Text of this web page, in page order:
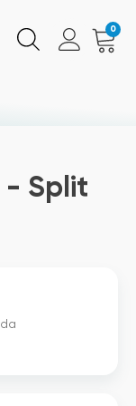
0
- Split